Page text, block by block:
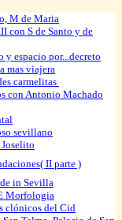
M de Maria
con S de Santo y de
y espacio por...decreto
mas viajera
carmelitas
con Antonio Machado
sevillano
II parte )
in Sevilla
Morfologia
clónicos del Cid